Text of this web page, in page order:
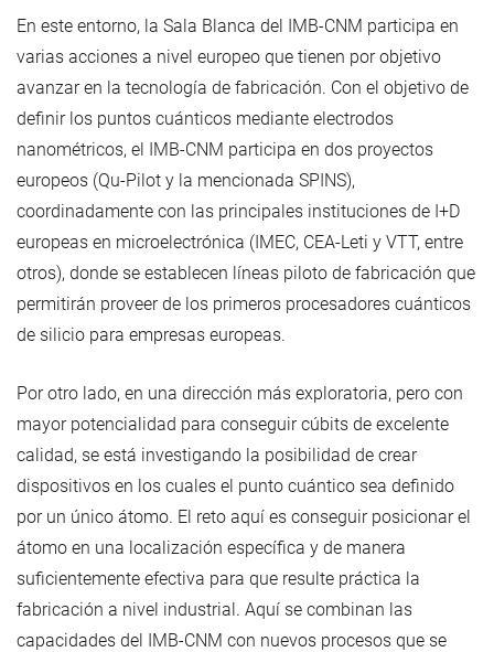
En este entorno, la Sala Blanca del IMB-CNM participa en
varias acciones a nivel europeo que tienen por objetivo
avanzar en la tecnología de fabricación. Con el objetivo de
definir los puntos cuánticos mediante electrodos
nanométricos, el IMB-CNM participa en dos proyectos
europeos (Qu-Pilot y la mencionada SPINS),
coordinadamente con las principales instituciones de I+D
europeas en microelectrónica (IMEC, CEA-Leti y VTT, entre
otros), donde se establecen líneas piloto de fabricación que
permitirán proveer de los primeros procesadores cuánticos
de silicio para empresas europeas.
Por otro lado, en una dirección más exploratoria, pero con
mayor potencialidad para conseguir cúbits de excelente
calidad, se está investigando la posibilidad de crear
dispositivos en los cuales el punto cuántico sea definido
por un único átomo. El reto aquí es conseguir posicionar el
átomo en una localización específica y de manera
suficientemente efectiva para que resulte práctica la
fabricación a nivel industrial. Aquí se combinan las
capacidades del IMB-CNM con nuevos procesos que se